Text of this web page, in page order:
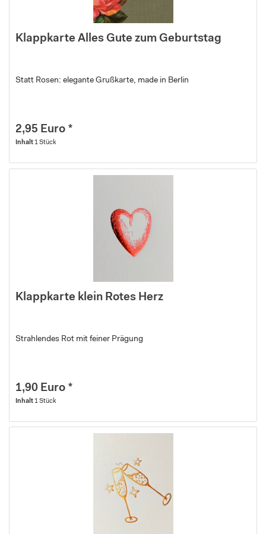
Klappkarte Alles Gute zum Geburtstag
Statt Rosen: elegante Grußkarte, made in Berlin
2,95 Euro *
Inhalt 1 Stück
Klappkarte klein Rotes Herz
Strahlendes Rot mit feiner Prägung
1,90 Euro *
Inhalt 1 Stück